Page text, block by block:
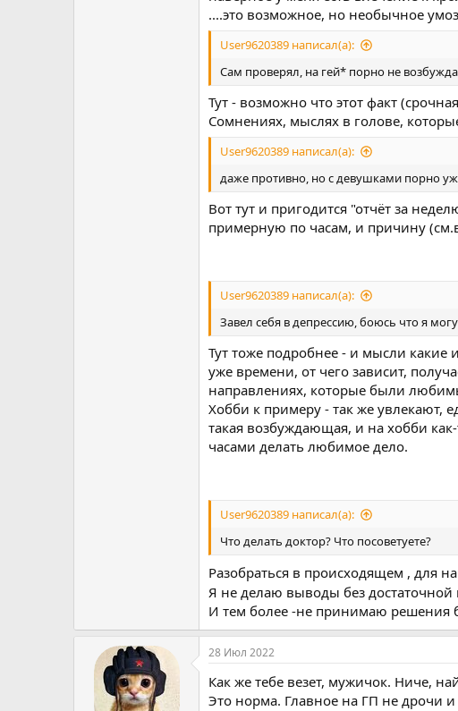
....это возможное, но необычное
User9620389 написал(а):
Сам проверял, на гей* порно не
Тут - возможно что этот факт
Сомнениях, мыслях в голове,
User9620389 написал(а):
даже противно, но с девушками порно
Вот тут и пригодится "отчёт за
примерную по часам, и причину
User9620389 написал(а):
Завел себя в депрессию, боюсь что я
Тут тоже подробнее - и мысли какие
уже времени, от чего зависит,
направлениях, которые были
Хобби к примеру - так же увлекают,
такая возбуждающая, и на хобби
часами делать любимое дело.
User9620389 написал(а):
Что делать доктор? Что посоветуете?
Разобраться в происходящем , для
Я не делаю выводы без
И тем более -не принимаю решения
28 Июл 2022
Как же тебе везет, мужичок. Ниче,
Это норма. Главное на ГП не дрочи и